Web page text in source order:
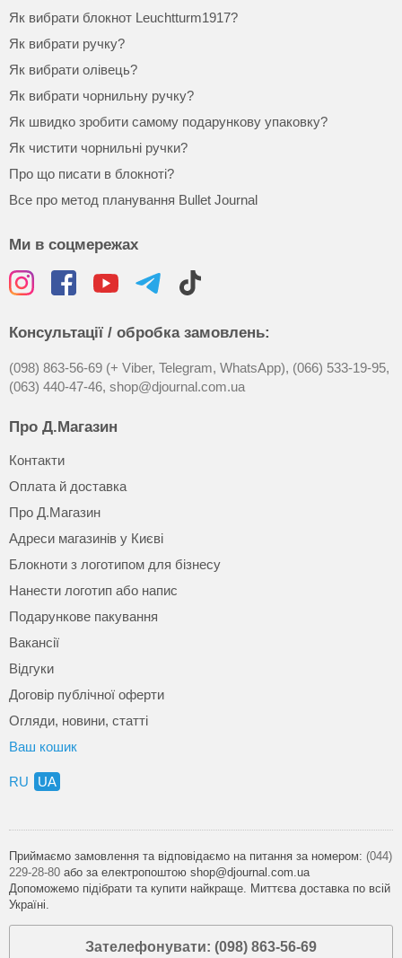
Як вибрати блокнот Leuchtturm1917?
Як вибрати ручку?
Як вибрати олівець?
Як вибрати чорнильну ручку?
Як швидко зробити самому подарункову упаковку?
Як чистити чорнильні ручки?
Про що писати в блокноті?
Все про метод планування Bullet Journal
Ми в соцмережах
Консультації / обробка замовлень:
(098) 863-56-69 (+ Viber, Telegram, WhatsApp), (066) 533-19-95,
(063) 440-47-46, shop@djournal.com.ua
Про Д.Магазин
Контакти
Оплата й доставка
Про Д.Магазин
Адреси магазинів у Києві
Блокноти з логотипом для бізнесу
Нанести логотип або напис
Подарункове пакування
Вакансії
Відгуки
Договір публічної оферти
Огляди, новини, статті
Ваш кошик
RU UA
Приймаємо замовлення та відповідаємо на питання за номером: (044)
229-28-80 або за електропоштою shop@djournal.com.ua
Допоможемо підібрати та купити найкраще. Миттєва доставка по всій
Україні.
Зателефонувати: (098) 863-56-69